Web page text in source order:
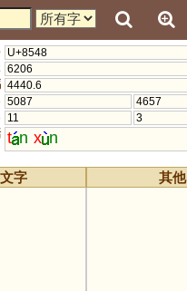
U+8548
6206
4440.6
5087
4657
11
3
t n x n
字 其他